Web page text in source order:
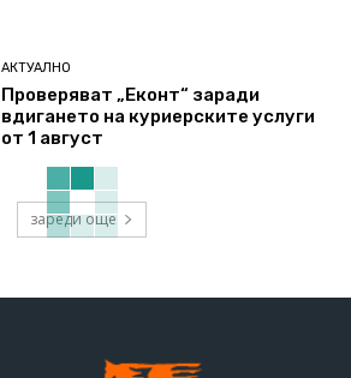
АКТУАЛНО
Проверяват „Еконт“ заради
вдигането на куриерските услуги
от 1 август
зареди още